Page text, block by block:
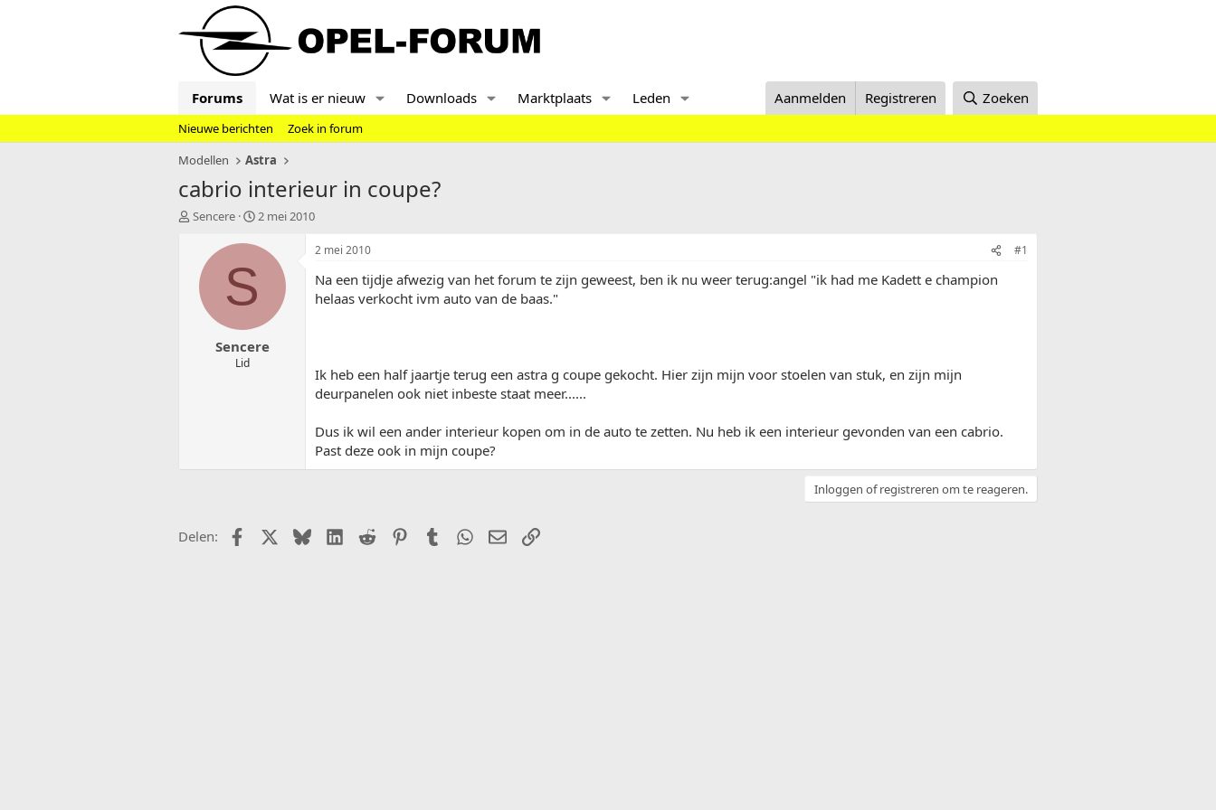
Forums Wat is er nieuw Downloads Marktplaats Leden Aanmelden Registreren Zoeken
Nieuwe berichten
Zoek in forum
Modellen
Astra
cabrio interieur in coupe?
T
Sencere
S
a
t
u
2 mei 2010
S
Sencere
Lid
2 mei 2010 #1
Na een tijdje afwezig van het forum te zijn geweest, ben ik nu weer terug:angel "ik had me Kadett e champion
helaas verkocht ivm auto van de baas."
Ik heb een half jaartje terug een astra g coupe gekocht. Hier zijn mijn voor stoelen van stuk, en zijn mijn
deurpanelen ook niet inbeste staat meer......
Dus ik wil een ander interieur kopen om in de auto te zetten. Nu heb ik een interieur gevonden van een cabrio.
Past deze ook in mijn coupe?
Inloggen of registreren om te reageren.
Delen: FacebookX (Twitter)
BlueskyLinkedIn
Reddit PinterestTumblr WhatsApp
E-mailLink